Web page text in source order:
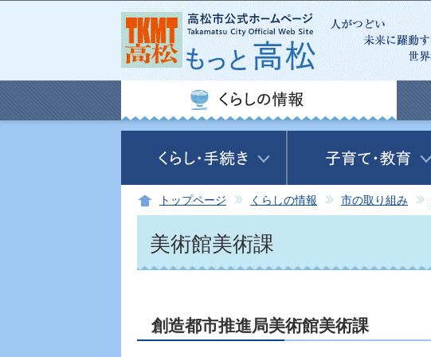
トップページ くらしの情報 市の取り組み
美術館美術課
創造都市推進局美術館美術課